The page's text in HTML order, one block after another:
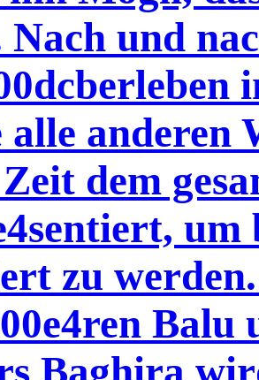
Nach und
alle anderen
dem
um
zu
Balu